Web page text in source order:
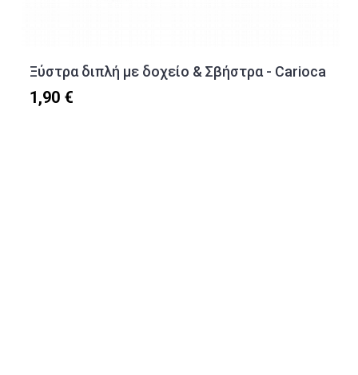
Ξύστρα διπλή με δοχείο & Σβήστρα - Carioca
1,90 €